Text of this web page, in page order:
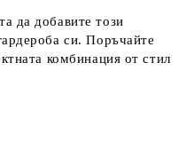
да добавите този
си. Поръчайте
комбинация от стил